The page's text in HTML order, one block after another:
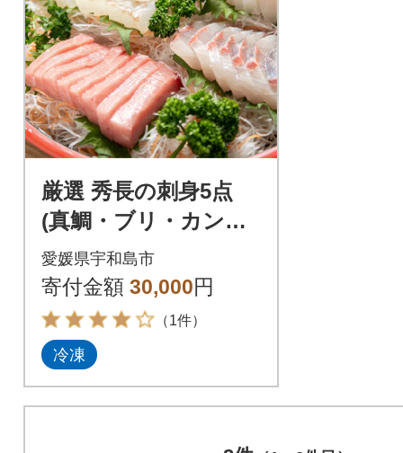
厳選 秀長の刺身5点
(真鯛・ブリ・カンパ
チ・ヒラメ・本マグ
ロ) 秀長水産 D030-01
6003
愛媛県宇和島市
寄付金額 30,000円
（1件）
冷凍